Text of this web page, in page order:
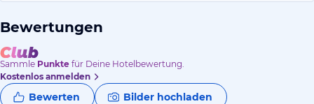
Bewertungen
Sammle Punkte für Deine Hotelbewertung.
Kostenlos anmelden
Bewerten Bilder hochladen